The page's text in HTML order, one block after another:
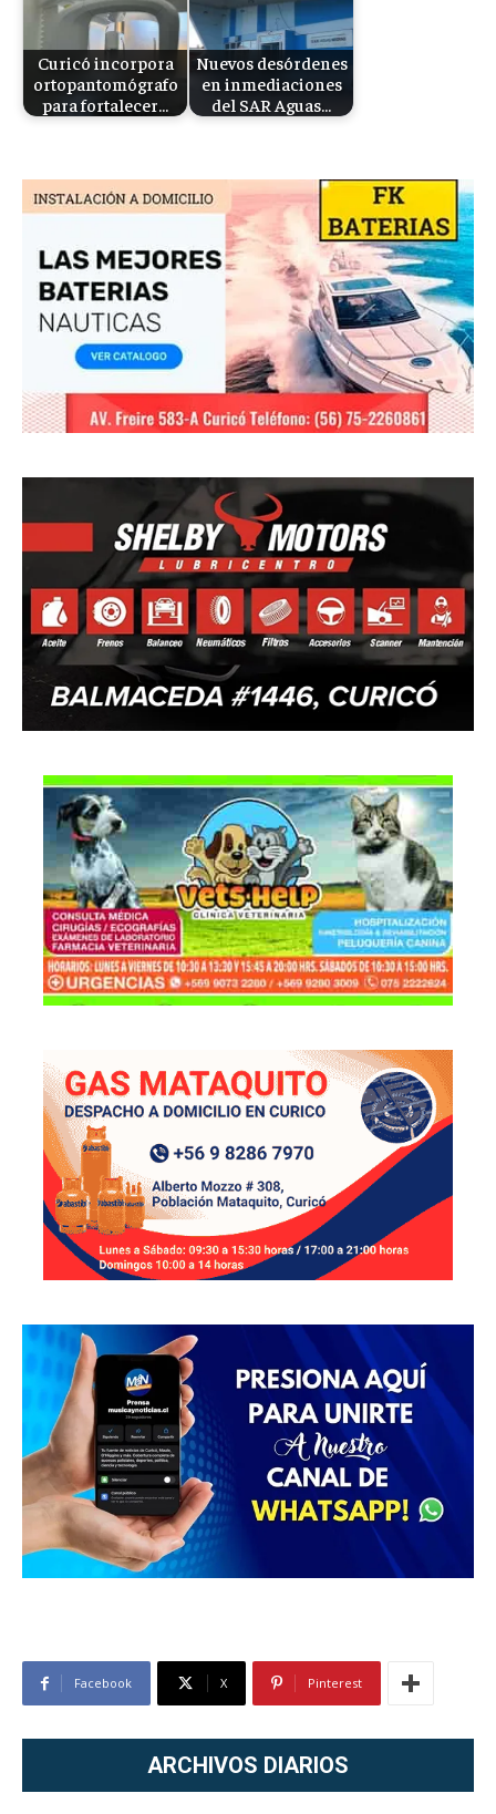
Curicó incorpora
ortopantomógrafo
para fortalecer…
Nuevos desórdenes
en inmediaciones
del SAR Aguas…
Facebook X Pinterest
ARCHIVOS DIARIOS